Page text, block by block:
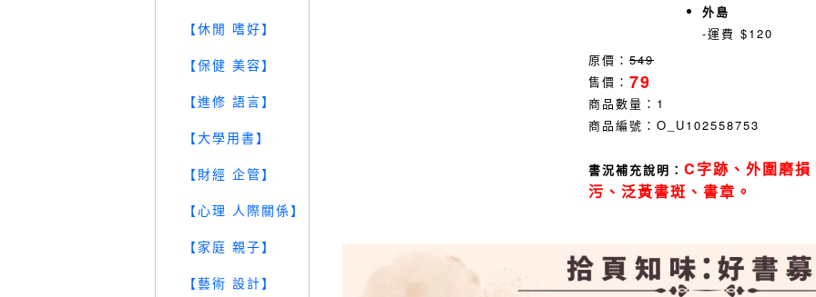
【休閒 嗜好】
【保健 美容】
【進修 語言】
【大學用書】
【財經 企管】
【心理 人際關係】
【家庭 親子】
【藝術 設計】
外島
-運費 $120
原價： 549
售價： 79
商品數量： 1
商品編號： O_U102558753
書況補充說明： C字跡、外圍磨損
污、泛黃書斑、書章。